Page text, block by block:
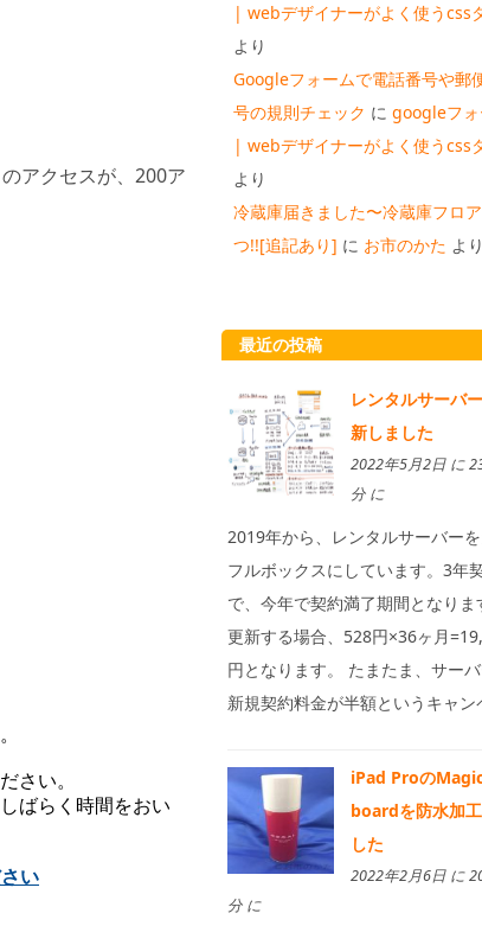
アクセスが、200ア
| webデザイナーがよく使うcss
より
Googleフォームで電話番号や郵
号の規則チェック に googleフォ
| webデザイナーがよく使うcss
より
冷蔵庫届きました〜冷蔵庫フロ
つ!![追記あり] に お市のかた より
最近の投稿
レンタルサーバ
新しました
2022年5月2日 に
分 に
2019年から、レンタルサーバー
フルボックスにしています。3年
で、今年で契約満了期間となりま
更新する場合、528円×36ヶ月
円となります。 たまたま、サー
新規契約料金が半額というキャン
iPad Proの
boardを防水加
した
2022年2月6日 に
分 に